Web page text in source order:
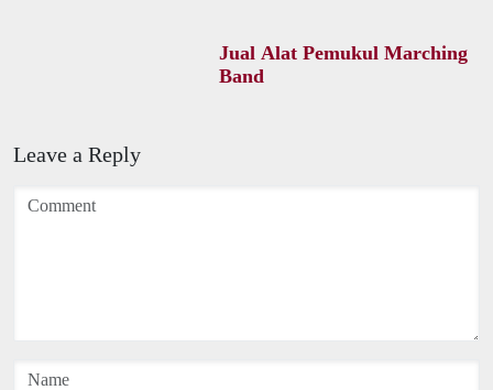
Jual Alat Pemukul Marching
Band
Leave a Reply